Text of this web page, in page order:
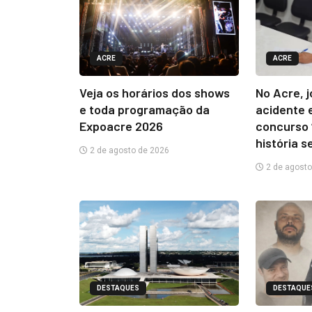
ACRE
Veja os horários dos shows
e toda programação da
Expoacre 2026
2 de agosto de 2026
ACRE
No Acre,
acidente
concurso
história
2 de
DESTAQUES